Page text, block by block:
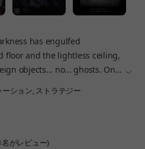
has engulfed
objects... no... ghosts. Only
더
ション, ストラテジー
がレビュー)